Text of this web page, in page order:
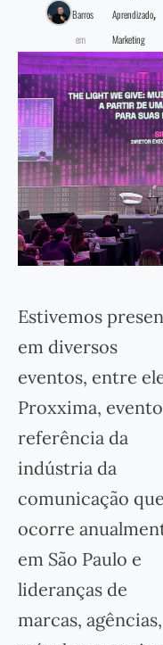
Barros
em
Aprendizado,
Marketing
Estivemos
em diversos
eventos, entre
Proxxima, evento
referência da
indústria da
comunicação que
ocorre
em São Paulo e
lideranças de
marcas, agências,